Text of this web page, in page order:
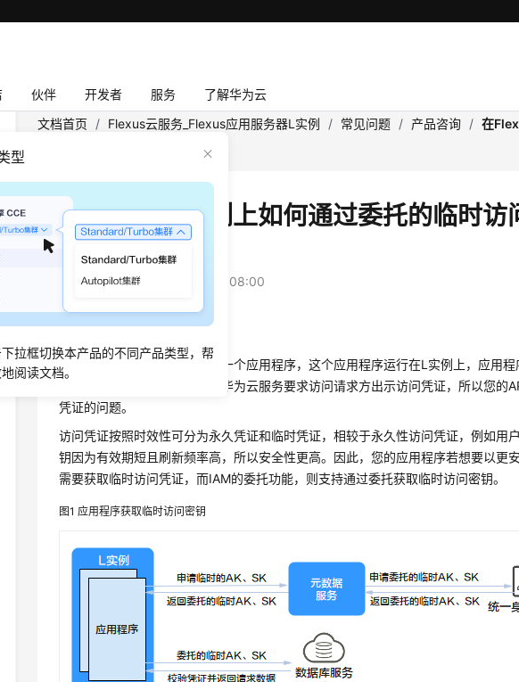
伙伴 开发者 服务 了解华为云
型
拉框切换本产品的不同产品类型，帮
阅读文档。
文档首页 / Flexus云服务_Flexus应用服务器L实例 / 常见问题 / 产品咨询 / 在
在Flexus L实例上如何通过委托的临时访
其他云服务？
更新时间：2025-10-31 GMT+08:00
应用场景
假如您是一位开发者，开发了一个应用程序，这个应用程序运行在L实例上，应用
访问华为云服务。此时，因为华为云服务要求访问请求方出示访问凭证，所以您的
凭证的问题。
访问凭证按照时效性可分为永久凭证和临时凭证，相较于永久性访问凭证，例如用
钥因为有效期短且刷新频率高，所以安全性更高。因此，您的应用程序若想要以更
需要获取临时访问凭证，而IAM的委托功能，则支持通过委托获取临时访问密钥。
图1应用程序获取临时访问密钥